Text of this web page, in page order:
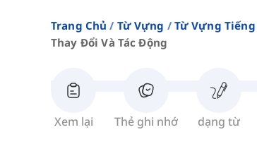
Trang Chủ Từ Vựng Từ Vựng
Thay Đổi Và Tác Động
Xem lại Thẻ ghi nhớ dạng từ